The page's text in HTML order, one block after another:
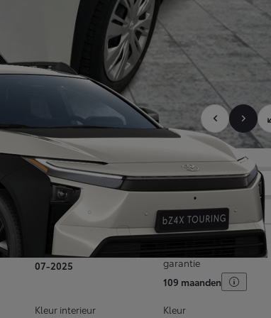
Services Dealer
Inschrijvingsdatum
07-2025
garantie
109 maanden
Kleur interieur
Kleur